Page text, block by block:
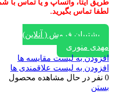
لطفا تماس بگیرید.
پشتیبان فروش ( آنلاین)
مهدی منوری
افزودن به لیست مقایسه ها
افزودن به لیست علاقمندی ها
0 نفر در حال مشاهده محصول
بستن